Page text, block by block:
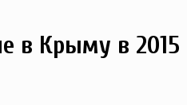
в Крыму в 2015